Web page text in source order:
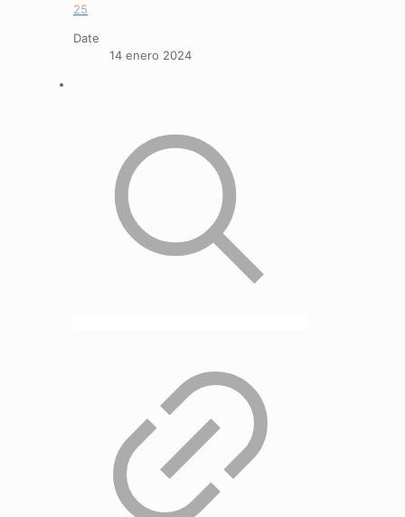
25
Date
14 enero 2024